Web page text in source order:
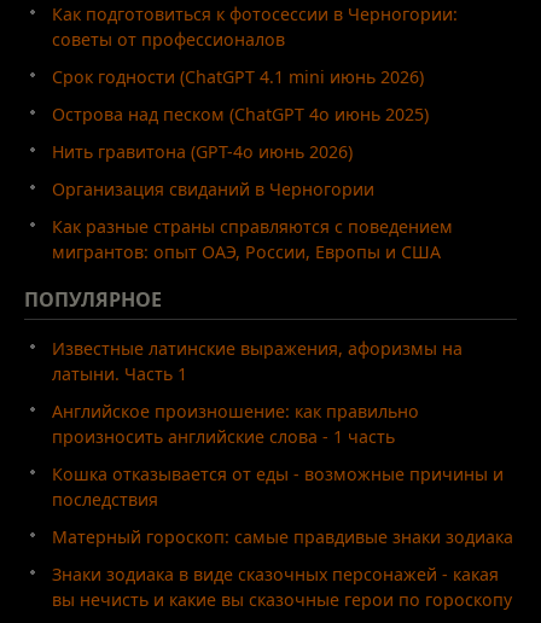
Как подготовиться к фотосессии в Черногории:
советы от профессионалов
Срок годности (ChatGPT 4.1 mini июнь 2026)
Острова над песком (ChatGPT 4o июнь 2025)
Нить гравитона (GPT-4o июнь 2026)
Организация свиданий в Черногории
Как разные страны справляются с поведением
мигрантов: опыт ОАЭ, России, Европы и США
ПОПУЛЯРНОЕ
Известные латинские выражения, афоризмы на
латыни. Часть 1
Английское произношение: как правильно
произносить английские слова - 1 часть
Кошка отказывается от еды - возможные причины и
последствия
Матерный гороскоп: самые правдивые знаки зодиака
Знаки зодиака в виде сказочных персонажей - какая
вы нечисть и какие вы сказочные герои по гороскопу